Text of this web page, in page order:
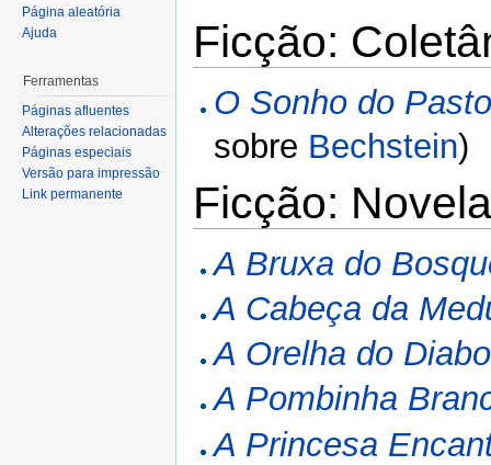
Ficção:
O Sonho do
sobre Bechstein)
Ficção:
A Bruxa do
A Cabeça da
A Orelha do Diabo
A Pombinha
A Princesa
Página aleatória
Ajuda
Ferramentas
Páginas afluentes
Alterações relacionadas
Páginas especiais
Versão para impressão
Link permanente